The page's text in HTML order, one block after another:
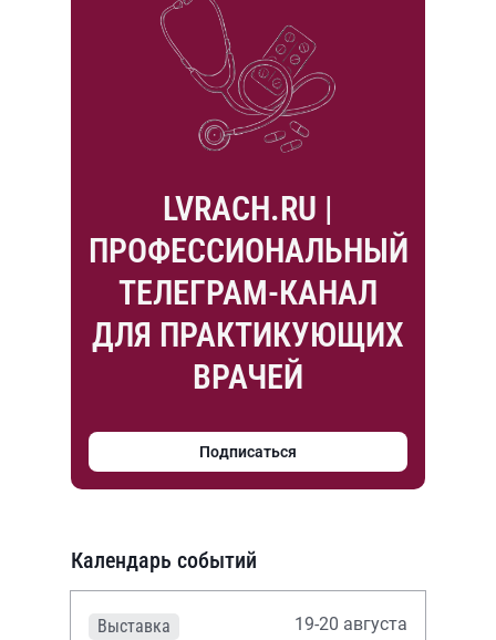
LVRACH.RU |
ПРОФЕССИОНАЛЬНЫЙ
ТЕЛЕГРАМ-КАНАЛ
ДЛЯ ПРАКТИКУЮЩИХ
ВРАЧЕЙ
Подписаться
Календарь событий
Выставка 19-20 августа